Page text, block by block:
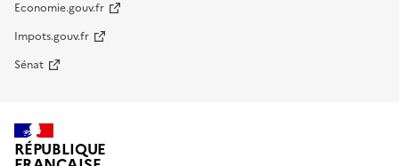
Economie.gouv.fr
Impots.gouv.fr
Sénat
RÉPUBLIQUE